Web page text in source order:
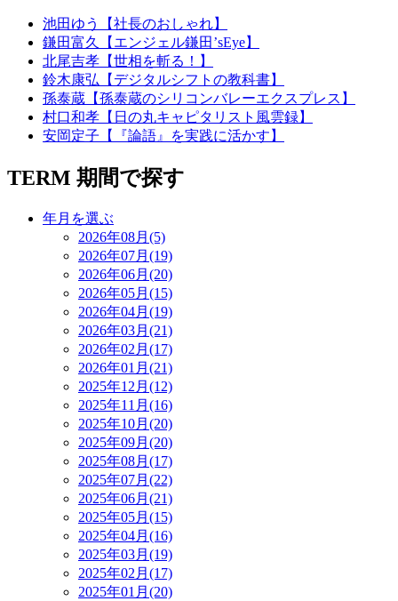
池田ゆう【社長のおしゃれ】
鎌田富久【エンジェル鎌田’sEye】
北尾吉孝【世相を斬る！】
鈴木康弘【デジタルシフトの教科書】
孫泰蔵【孫泰蔵のシリコンバレーエクスプレス】
村口和孝【日の丸キャピタリスト風雲録】
安岡定子【『論語』を実践に活かす】
TERM 期間で探す
年月を選ぶ
2026年08月(5)
2026年07月(19)
2026年06月(20)
2026年05月(15)
2026年04月(19)
2026年03月(21)
2026年02月(17)
2026年01月(21)
2025年12月(12)
2025年11月(16)
2025年10月(20)
2025年09月(20)
2025年08月(17)
2025年07月(22)
2025年06月(21)
2025年05月(15)
2025年04月(16)
2025年03月(19)
2025年02月(17)
2025年01月(20)